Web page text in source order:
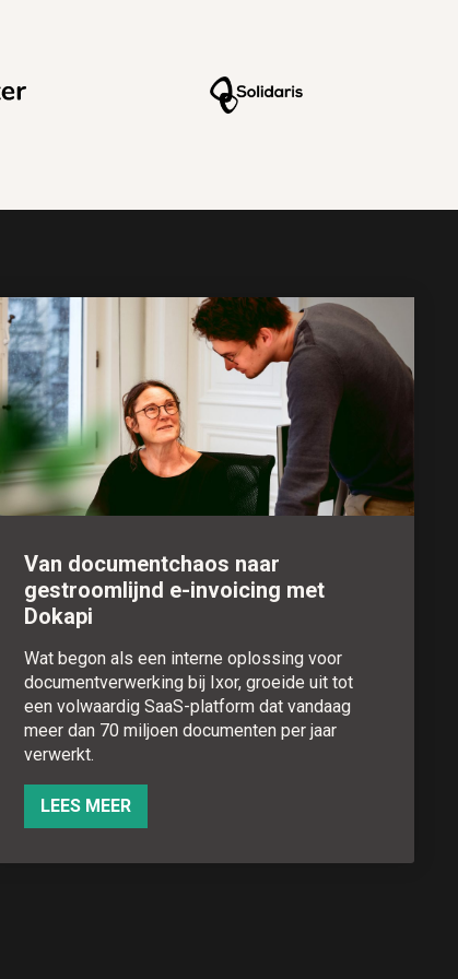
Van documentchaos naar
gestroomlijnd e-invoicing met
Dokapi
Wat begon als een interne oplossing voor
documentverwerking bij Ixor, groeide uit tot
een volwaardig SaaS-platform dat vandaag
meer dan 70 miljoen documenten per jaar
verwerkt.
LEES MEER